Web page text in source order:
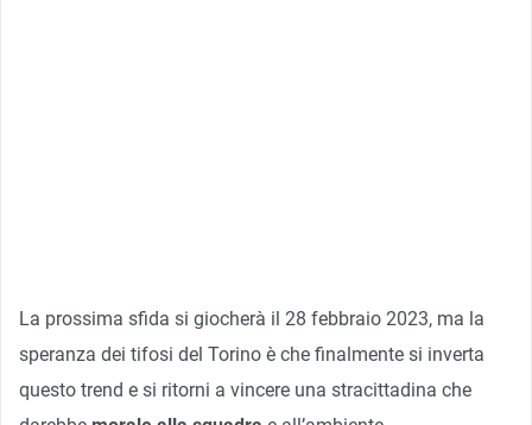
La prossima sfida si giocherà il 28 febbraio 2023, ma la
speranza dei tifosi del Torino è che finalmente si inverta
questo trend e si ritorni a vincere una stracittadina che